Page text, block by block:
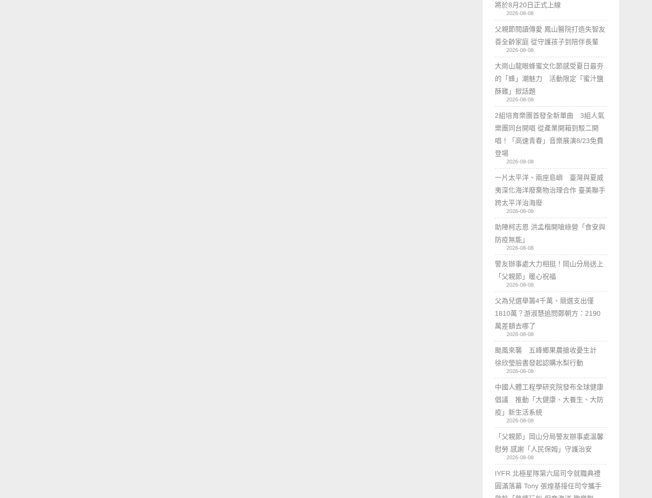
將於8月20日正式上線
2026-08-08
父親節閱讀傳愛 鳳山醫院打造失智友
善全齡家庭 從守護孩子到陪伴長輩
2026-08-08
大崗山龍眼蜂蜜文化節感受夏日最夯
的「蜂」潮魅力 活動限定「蜜汁鹽
酥雞」掀話題
2026-08-08
2組培育樂團首發全新單曲 3組人氣
樂團同台開唱 從產業開箱到駁二開
唱！「高速青春」音樂展演8/23免費
登場
2026-08-08
一片太平洋、兩座島嶼 臺灣與夏威
夷深化海洋廢棄物治理合作 臺美聯手
跨太平洋治海廢
2026-08-08
助陣柯志恩 洪孟楷開嗆綠營「食安與
防疫無能」
2026-08-08
警友辦事處大力相挺！岡山分局送上
「父親節」暖心祝福
2026-08-08
父為兒選舉籌4千萬、競選支出僅
1810萬？游淑慧追問鄭朝方：2190
萬差額去哪了
2026-08-08
颱風來襲 五峰鄉果農搶收憂生計
徐欣瑩臉書發起認購水梨行動
2026-08-08
中國人體工程學研究院發布全球健康
倡議 推動「大健康、大養生、大防
疫」新生活系統
2026-08-08
「父親節」岡山分局警友辦事處溫馨
慰勞 感謝「人民保姆」守護治安
2026-08-08
IYFR 北極星隊第六屆司令就職典禮
圓滿落幕 Tony 張煌基接任司令攜手